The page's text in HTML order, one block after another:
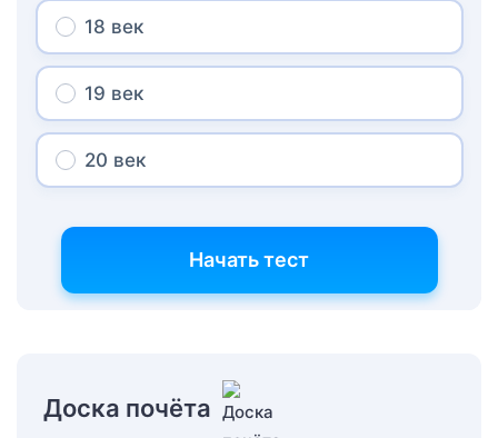
18 век
19 век
20 век
Начать тест
Доска почёта